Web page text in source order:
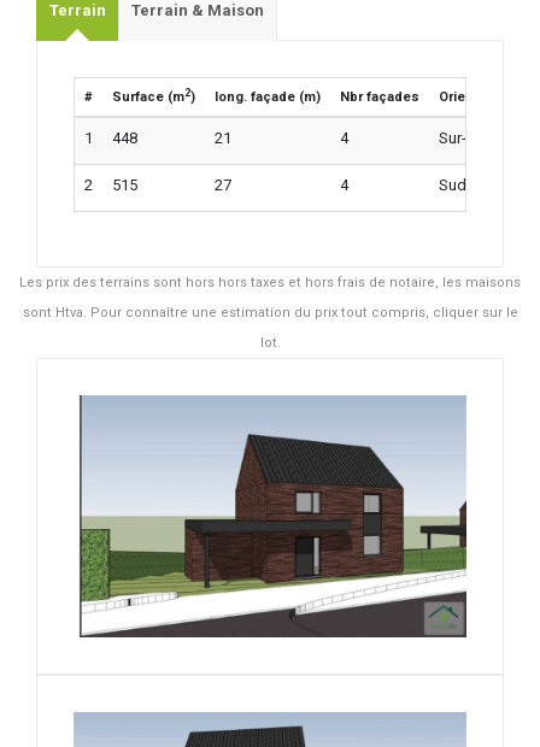
Terrain Terrain & Maison
# Surface (m2) long. façade (m) Nbr façades Orientation
1 448 21 4 Sur-Ouest
2 515 27 4 Sud-Ouest
Les prix des terrains sont hors hors taxes et hors frais de notaire, les maisons
sont Htva. Pour connaître une estimation du prix tout compris, cliquer sur le
lot.